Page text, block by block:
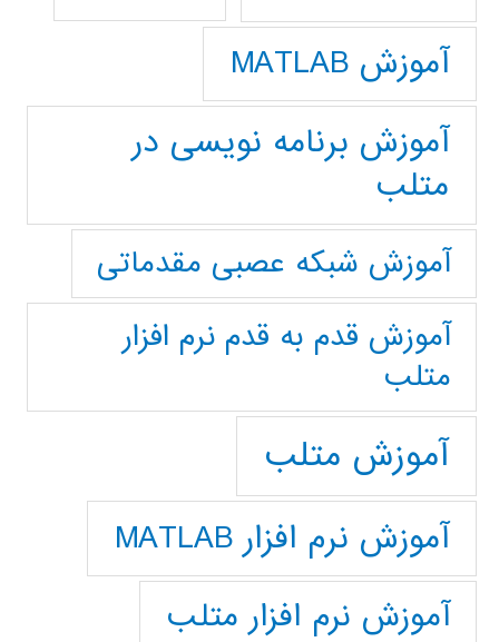
آموزش MATLAB
آموزش برنامه نویسی در
متلب
آموزش شبکه عصبی مقدماتی
آموزش قدم به قدم نرم افزار
متلب
آموزش متلب
آموزش نرم افزار MATLAB
آموزش نرم افزار متلب